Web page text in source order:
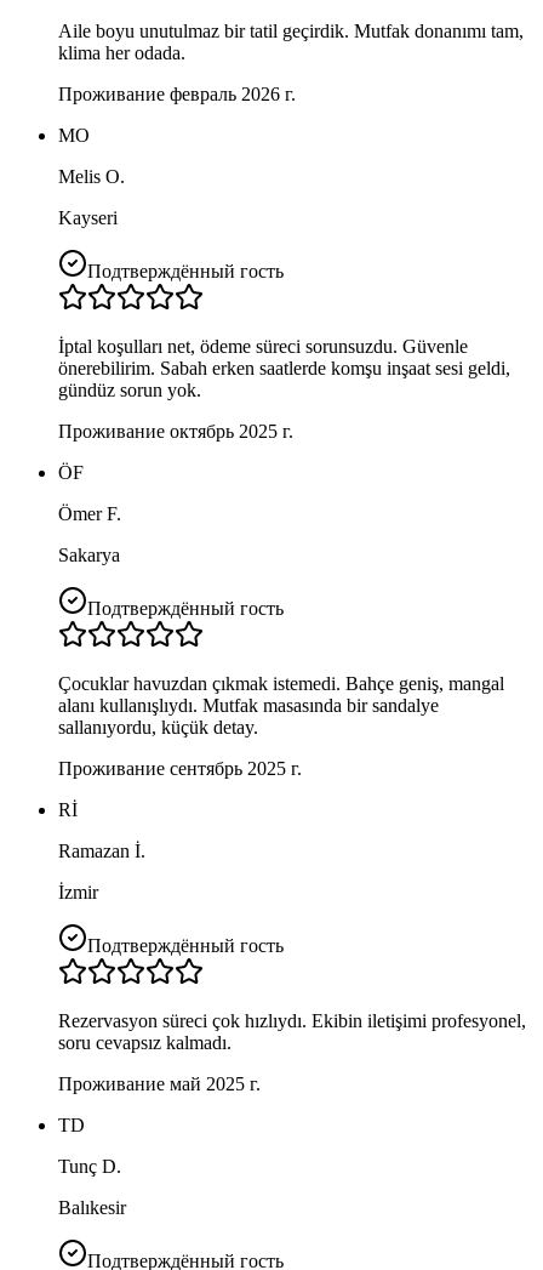
Aile boyu unutulmaz bir tatil geçirdik. Mutfak donanımı tam,
klima her odada.
Проживание февраль 2026 г.
MO
Melis O.
Kayseri
Подтверждённый гость
İptal koşulları net, ödeme süreci sorunsuzdu. Güvenle
önerebilirim. Sabah erken saatlerde komşu inşaat sesi geldi,
gündüz sorun yok.
Проживание октябрь 2025 г.
ÖF
Ömer F.
Sakarya
Подтверждённый гость
Çocuklar havuzdan çıkmak istemedi. Bahçe geniş, mangal
alanı kullanışlıydı. Mutfak masasında bir sandalye
sallanıyordu, küçük detay.
Проживание сентябрь 2025 г.
Rİ
Ramazan İ.
İzmir
Подтверждённый гость
Rezervasyon süreci çok hızlıydı. Ekibin iletişimi profesyonel,
soru cevapsız kalmadı.
Проживание май 2025 г.
TD
Tunç D.
Balıkesir
Подтверждённый гость